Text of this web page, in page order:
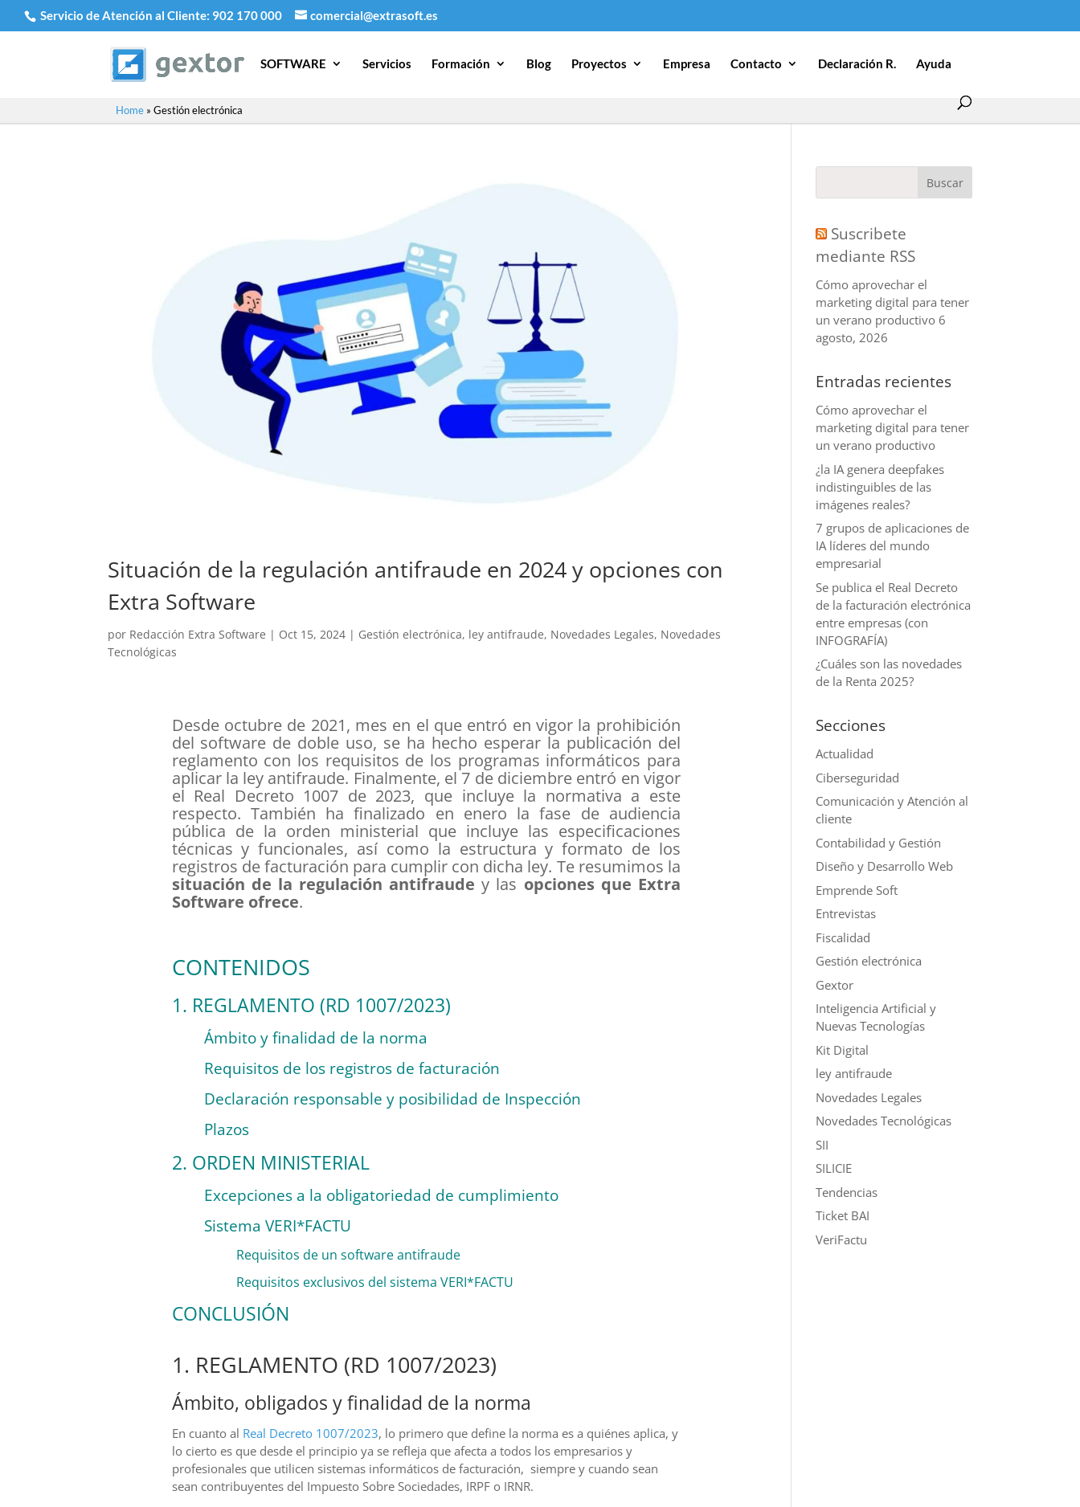
Servicio de Atención al Cliente: 902 170 000 comercial@extrasoft.es
SOFTWARE Servicios Formación Blog Proyectos Empresa Contacto Declaración R. Ayuda
Home »Gestión electrónica
Situación de la regulación antifraude en 2024 y opciones con
Extra Software
por Redacción Extra Software | Oct 15, 2024 | Gestión electrónica, ley antifraude, Novedades Legales, Novedades
Tecnológicas
Desde octubre de 2021, mes en el que entró en vigor la prohibición
del software de doble uso, se ha hecho esperar la publicación del
reglamento con los requisitos de los programas informáticos para
aplicar la ley antifraude. Finalmente, el 7 de diciembre entró en vigor
el Real Decreto 1007 de 2023, que incluye la normativa a este
respecto. También ha finalizado en enero la fase de audiencia
pública de la orden ministerial que incluye las especificaciones
técnicas y funcionales, así como la estructura y formato de los
registros de facturación para cumplir con dicha ley. Te resumimos la
situación de la regulación antifraude y las opciones que Extra
Software ofrece.
CONTENIDOS
1. REGLAMENTO (RD 1007/2023)
Ámbito y finalidad de la norma
Requisitos de los registros de facturación
Declaración responsable y posibilidad de Inspección
Plazos
2. ORDEN MINISTERIAL
Excepciones a la obligatoriedad de cumplimiento
Sistema VERI*FACTU
Requisitos de un software antifraude
Requisitos exclusivos del sistema VERI*FACTU
CONCLUSIÓN
1. REGLAMENTO (RD 1007/2023)
Ámbito, obligados y finalidad de la norma
En cuanto al Real Decreto 1007/2023, lo primero que define la norma es a quiénes aplica, y
lo cierto es que desde el principio ya se refleja que afecta a todos los empresarios y
profesionales que utilicen sistemas informáticos de facturación, siempre y cuando sean
sean contribuyentes del Impuesto Sobre Sociedades, IRPF o IRNR.
Suscribete
mediante RSS
Cómo aprovechar el
marketing digital para tener
un verano productivo 6
agosto, 2026
Entradas recientes
Cómo aprovechar el
marketing digital para tener
un verano productivo
¿la IA genera deepfakes
indistinguibles de las
imágenes reales?
7 grupos de aplicaciones de
IA líderes del mundo
empresarial
Se publica el Real Decreto
de la facturación electrónica
entre empresas (con
INFOGRAFÍA)
¿Cuáles son las novedades
de la Renta 2025?
Secciones
Actualidad
Ciberseguridad
Comunicación y Atención al
cliente
Contabilidad y Gestión
Diseño y Desarrollo Web
Emprende Soft
Entrevistas
Fiscalidad
Gestión electrónica
Gextor
Inteligencia Artificial y
Nuevas Tecnologías
Kit Digital
ley antifraude
Novedades Legales
Novedades Tecnológicas
SII
SILICIE
Tendencias
Ticket BAI
VeriFactu